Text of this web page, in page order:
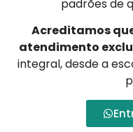
padrões de
Acreditamos
atendimento
integral, desde a